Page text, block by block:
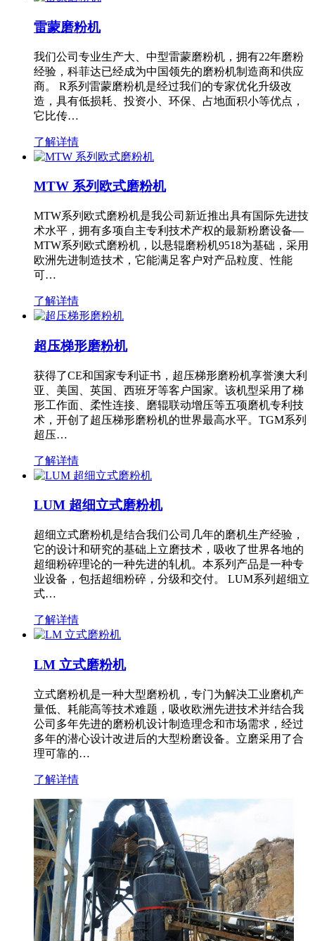
雷蒙磨粉机
我们公司专业生产大、中型雷蒙磨粉机，拥有22年磨粉
经验，科菲达已经成为中国领先的磨粉机制造商和供应
商。 R系列雷蒙磨粉机是经过我们的专家优化升级改
造，具有低损耗、投资小、环保、占地面积小等优点，
它比传…
了解详情
MTW 系列欧式磨粉机
MTW系列欧式磨粉机是我公司新近推出具有国际先进技
术水平，拥有多项自主专利技术产权的最新粉磨设备—
MTW系列欧式磨粉机，以悬辊磨粉机9518为基础，采用
欧洲先进制造技术，它能满足客户对产品粒度、性能
可…
了解详情
超压梯形磨粉机
获得了CE和国家专利证书，超压梯形磨粉机享誉澳大利
亚、美国、英国、西班牙等客户国家。该机型采用了梯
形工作面、柔性连接、磨辊联动增压等五项磨机专利技
术，开创了超压梯形磨粉机的世界最高水平。TGM系列
超压…
了解详情
LUM 超细立式磨粉机
超细立式磨粉机是结合我们公司几年的磨机生产经验，
它的设计和研究的基础上立磨技术，吸收了世界各地的
超细粉碎理论的一种先进的轧机。本系列产品是一种专
业设备，包括超细粉碎，分级和交付。 LUM系列超细立
式…
了解详情
LM 立式磨粉机
立式磨粉机是一种大型磨粉机，专门为解决工业磨机产
量低、耗能高等技术难题，吸收欧洲先进技术并结合我
公司多年先进的磨粉机设计制造理念和市场需求，经过
多年的潜心设计改进后的大型粉磨设备。立磨采用了合
理可靠的…
了解详情